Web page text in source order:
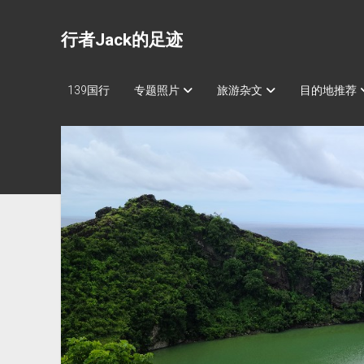
行者Jack的足迹
139国行 专题照片 旅游杂文 目的地推荐